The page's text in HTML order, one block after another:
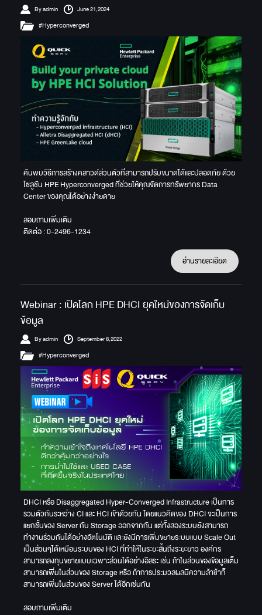
By admin June 21,2024
#Hyperconverged
ค้นพบวิธีการสร้างคลาวด์ส่วนตัวที่สามารถปรับขนาดได้และปลอดภัย ด้วย
โซลูชัน HPE Hyperconverged ที่ช่วยให้คุณจัดการทรัพยากร Data
Center ของคุณได้อย่างง่ายดาย
สอบถามเพิ่มเติม
ติดต่อ : 0-2496-1234
อ่านรายละเอียด
Webinar : เปิดโลก HPE DHCI ยุคใหม่ของการจัดเก็บ
ข้อมูล
By admin September 8,2022
#Hyperconverged
DHCI หรือ Disaggregated Hyper-Converged Infrastructure เป็นการ
รวมตัวกันระหว่าง CI และ HCI เข้าด้วยกัน โดยแนวคิดของ DHCI จะเป็นการ
แยกชั้นของ Server กับ Storage ออกจากกัน แต่ทั้งสองระบบยังสามารถ
ทำงานร่วมกันได้อย่างอัตโนมัติ และยังมีการเพิ่มขยายระบบแบบ Scale Out
เป็นส่วนๆได้เหมือนระบบของ HCI ที่ทำให้ในระยะสั้นถึงระยะยาว องค์กร
สามารถลงทุนขยายแบบเฉพาะส่วนได้อย่างอิสระ เช่น ถ้าในส่วนของข้อมูลเต็ม
สามารถเพิ่มในส่วนของ Storage หรือ ถ้าการประมวลผลมีความล้าช้าก็
สามารถเพิ่มในส่วนของ Server ได้อีกเช่นกัน
สอบถามเพิ่มเติม